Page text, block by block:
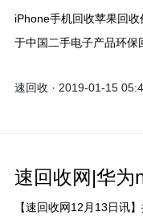
iPhone手机回收苹果回
于中国二手电子产品环
https://
速回收 · 2019-01-15
速回收网|华为
【速回收网12月13日讯